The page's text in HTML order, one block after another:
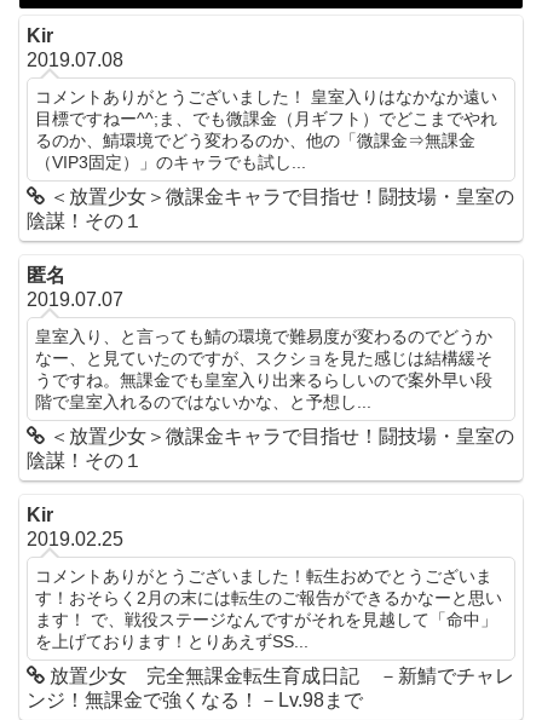
Kir
2019.07.08
コメントありがとうございました！ 皇室入りはなかなか遠い
目標ですねー^^;ま、でも微課金（月ギフト）でどこまでやれ
るのか、鯖環境でどう変わるのか、他の「微課金⇒無課金
（VIP3固定）」のキャラでも試し...
＜放置少女＞微課金キャラで目指せ！闘技場・皇室の
陰謀！その１
匿名
2019.07.07
皇室入り、と言っても鯖の環境で難易度が変わるのでどうか
なー、と見ていたのですが、スクショを見た感じは結構緩そ
うですね。無課金でも皇室入り出来るらしいので案外早い段
階で皇室入れるのではないかな、と予想し...
＜放置少女＞微課金キャラで目指せ！闘技場・皇室の
陰謀！その１
Kir
2019.02.25
コメントありがとうございました！転生おめでとうございま
す！おそらく2月の末には転生のご報告ができるかなーと思い
ます！ で、戦役ステージなんですがそれを見越して「命中」
を上げております！とりあえずSS...
放置少女 完全無課金転生育成日記 －新鯖でチャレ
ンジ！無課金で強くなる！－Lv.98まで